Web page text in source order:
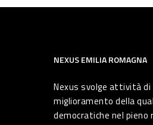
NEXUS EMILIA ROMAGNA
Nexus svolge attività
miglioramento della
democratiche nel